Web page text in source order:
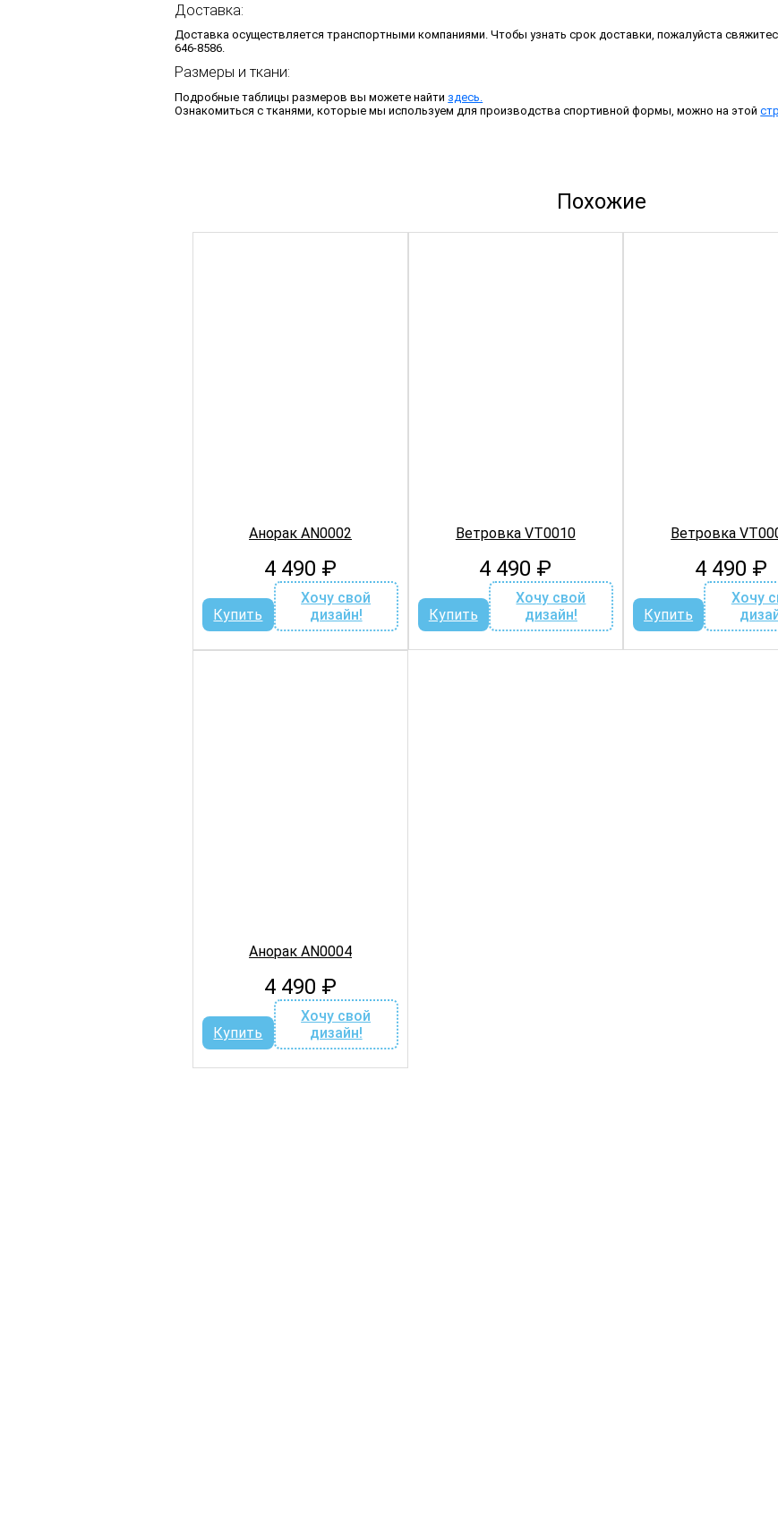
Доставка:
Доставка осуществляется транспортными компаниями. Чтобы узнать срок доставки, пожалуйста
646-8586.
Размеры и ткани:
Подробные таблицы размеров вы можете найти здесь.
Ознакомиться с тканями, которые мы используем для производства спортивной формы, можно на этой
Похожие
Анорак AN0002
4 490 ₽
Купить
Хочу свой
дизайн!
Ветровка VT0010
4 490 ₽
Купить
Хочу свой
дизайн!
Ветровка
4 490 ₽
Купить
Хочу
Анорак AN0004
4 490 ₽
Купить
Хочу свой
дизайн!